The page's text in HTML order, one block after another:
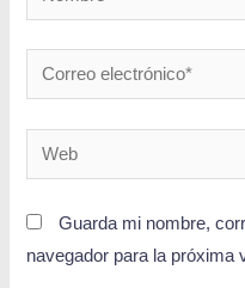
Guarda mi nombre,
navegador para la próxima